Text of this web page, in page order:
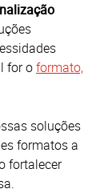
for oformato,
soluções
formatos a
fortalecer